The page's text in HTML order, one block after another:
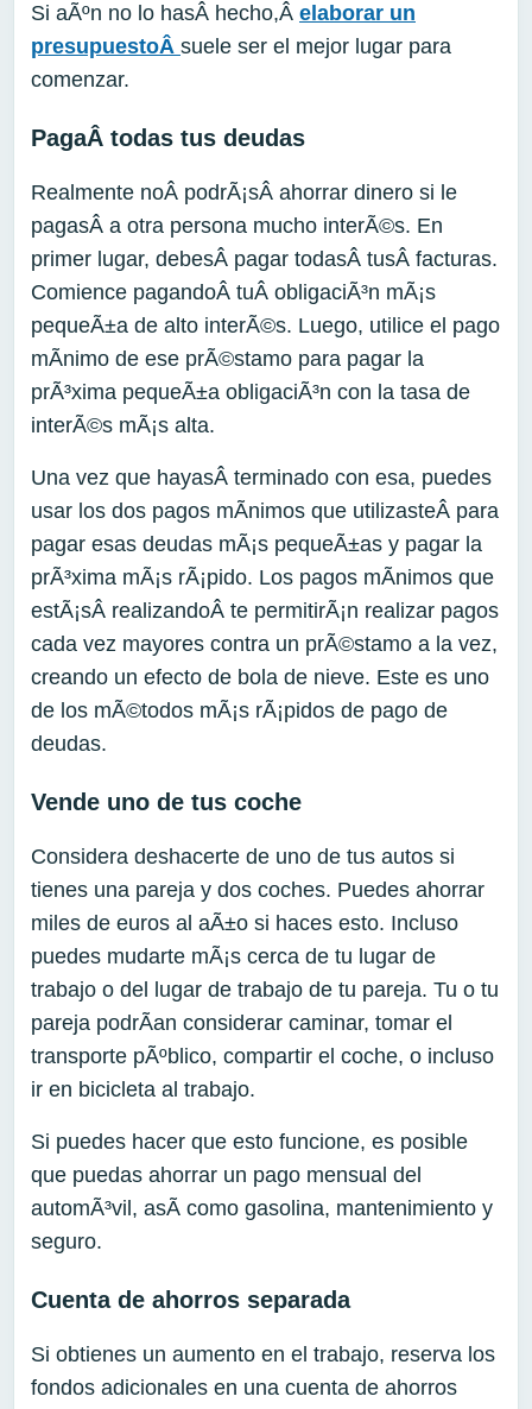
Si aÃºn no lo hasÂ hecho,Â elaborar un
presupuestoÂ suele ser el mejor lugar para
comenzar.
PagaÂ todas tus deudas
Realmente noÂ podrÃ¡sÂ ahorrar dinero si le
pagasÂ a otra persona mucho interÃ©s. En
primer lugar, debesÂ pagar todasÂ tusÂ facturas.
Comience pagandoÂ tuÂ obligaciÃ³n mÃ¡s
pequeÃ±a de alto interÃ©s. Luego, utilice el pago
mÃ­nimo de ese prÃ©stamo para pagar la
prÃ³xima pequeÃ±a obligaciÃ³n con la tasa de
interÃ©s mÃ¡s alta.
Una vez que hayasÂ terminado con esa, puedes
usar los dos pagos mÃ­nimos que utilizasteÂ para
pagar esas deudas mÃ¡s pequeÃ±as y pagar la
prÃ³xima mÃ¡s rÃ¡pido. Los pagos mÃ­nimos que
estÃ¡sÂ realizandoÂ te permitirÃ¡n realizar pagos
cada vez mayores contra un prÃ©stamo a la vez,
creando un efecto de bola de nieve. Este es uno
de los mÃ©todos mÃ¡s rÃ¡pidos de pago de
deudas.
Vende uno de tus coche
Considera deshacerte de uno de tus autos si
tienes una pareja y dos coches. Puedes ahorrar
miles de euros al aÃ±o si haces esto. Incluso
puedes mudarte mÃ¡s cerca de tu lugar de
trabajo o del lugar de trabajo de tu pareja. Tu o tu
pareja podrÃ­an considerar caminar, tomar el
transporte pÃºblico, compartir el coche, o incluso
ir en bicicleta al trabajo.
Si puedes hacer que esto funcione, es posible
que puedas ahorrar un pago mensual del
automÃ³vil, asÃ­ como gasolina, mantenimiento y
seguro.
Cuenta de ahorros separada
Si obtienes un aumento en el trabajo, reserva los
fondos adicionales en una cuenta de ahorros